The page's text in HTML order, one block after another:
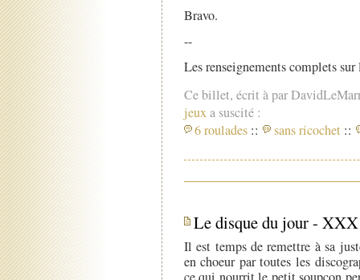
Bravo.
--
Les renseignements complets
Ce billet, écrit à par
jeuxa suscité :
6 roulades :: sans ricochet ::
Le disque du jour -
Il est temps de remettre à sa
en choeur par toutes les